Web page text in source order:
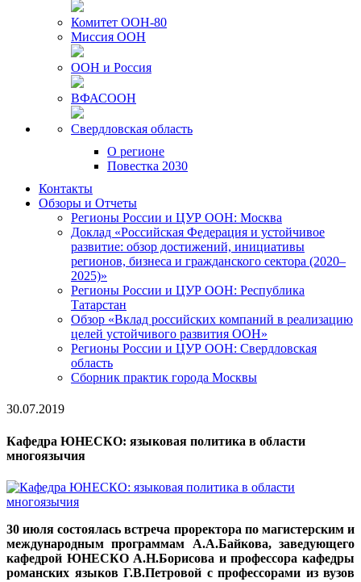
Комитет ООН-80
Миссия ООН
ООН и Россия
ВФАСООН
Свердловская область
О регионе
Повестка 2030
Контакты
Обзоры и Отчеты
Регионы России и ЦУР ООН: Москва
Доклад «Российская Федерация и устойчивое
развитие: обзор достижений, инициативы
регионов, бизнеса и гражданского сектора (2020–
2025)»
Регионы России и ЦУР ООН: Республика
Татарстан
Обзор «Вклад российских компаний в реализацию
целей устойчивого развития ООН»
Регионы России и ЦУР ООН: Свердловская
область
Сборник практик города Москвы
30.07.2019
Кафедра ЮНЕСКО: языковая политика в области
многоязычия
30 июля состоялась встреча проректора по магистерским и
международным программам А.А.Байкова, заведующего
кафедрой ЮНЕСКОА.Н.Борисова и профессора кафедры
романских языков Г.В.Петровой с профессорами из вузов